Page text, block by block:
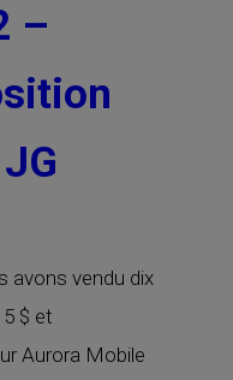
–
avons vendu dix
$ et
Aurora Mobile